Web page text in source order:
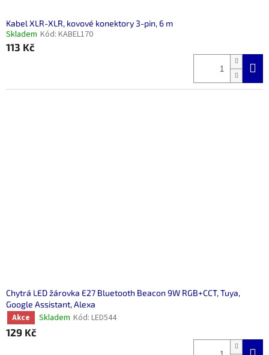
Kabel XLR-XLR, kovové konektory 3-pin, 6 m
Skladem Kód: KABEL170
113 Kč
Chytrá LED žárovka E27 Bluetooth Beacon 9W RGB+CCT, Tuya,
Google Assistant, Alexa
Akce Skladem Kód: LED544
129 Kč